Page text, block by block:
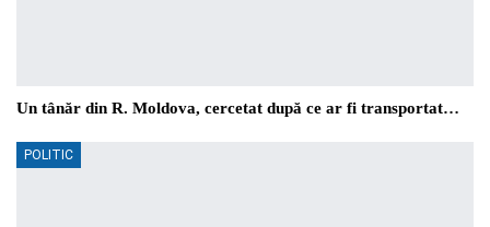
Un tânăr din R. Moldova, cercetat după ce ar fi transportat…
POLITIC